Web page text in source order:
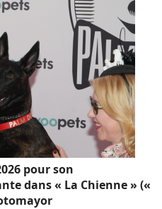
pour son
dans « La Chienne » («